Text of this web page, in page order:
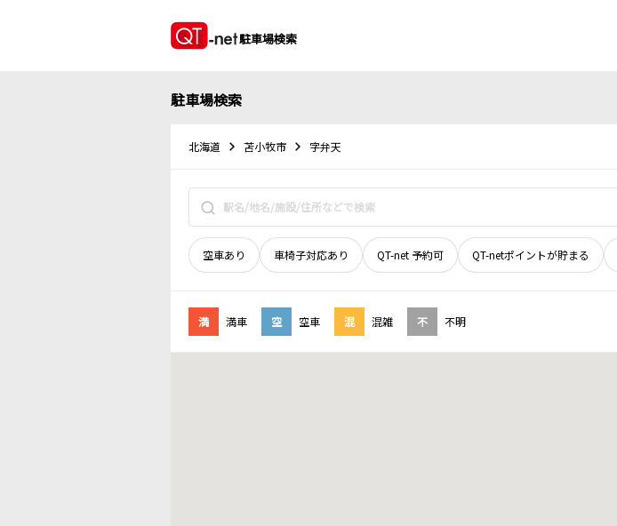
駐車場検索
駐車場検索
北海道 苫小牧市 字弁天
空車あり 車椅子対応あり QT-net 予約可 QT-netポイントが貯まる
満 満車 空 空車 混 混雑 不 不明